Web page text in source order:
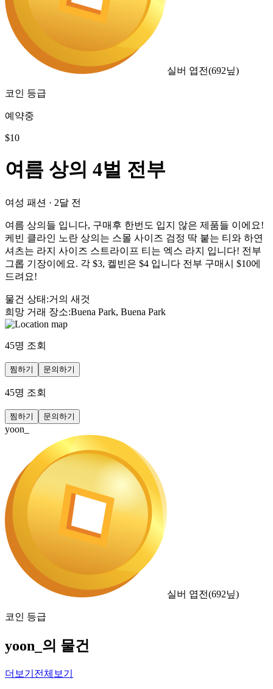
실버 엽전(692닢)
코인 등급
예약중
$10
여름 상의 4벌 전부
여성 패션 · 2달 전
여름 상의들 입니다, 구매후 한번도 입지 않은 제품들 이에요!
케빈 클라인 노란 상의는 스몰 사이즈 검정 딱 붙는 티와 하연
셔츠는 라지 사이즈 스트라이프 티는 엑스 라지 입니다! 전부
그롭 기장이에요. 각 $3, 켈빈은 $4 입니다 전부 구매시 $10에
드려요!
물건 상태 :거의 새것
희망 거래 장소:Buena Park, Buena Park
45명 조회
찜하기 문의하기
45명 조회
찜하기 문의하기
yoon_
실버 엽전(692닢)
코인 등급
yoon_의 물건
더보기 전체보기